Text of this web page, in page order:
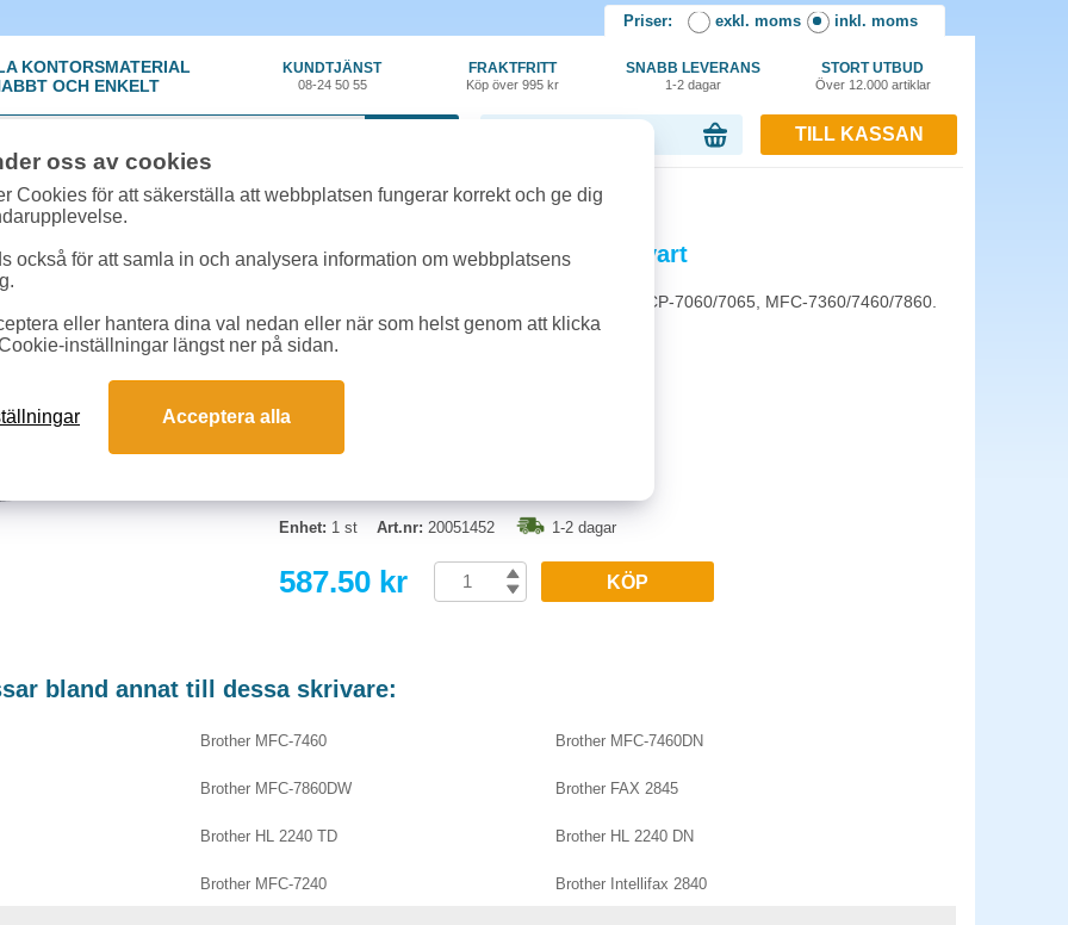
Priser: exkl. moms inkl. moms
KONTORSMATERIAL
OCH ENKELT
KUNDTJÄNST
08-24 50 55
FRAKTFRITT
Köp över 995 kr
SNABB LEVERANS
1-2 dagar
STORT UTBUD
Över 12.000 artiklar
TILL KASSAN
Förbrukning»Toner kompatibla» Toner NO Brother TN2220 2,6k svart
Toner NO Brother TN2220 2,6k svart
Svart 2600 sid till Brother HL-2240/2250/2270, DCP-7060/7065, MFC-7360/7460/7860.
Enhet: 1 st Art.nr: 20051452 1-2 dagar
587.50 kr KÖP
bland annat till dessa skrivare:
Brother MFC-7460 Brother MFC-7460DN
Brother MFC-7860DW Brother FAX 2845
Brother HL 2240 TD Brother HL 2240 DN
Brother MFC-7240 Brother Intellifax 2840
oss av cookies
Cookies för att säkerställa att webbplatsen fungerar korrekt och ge dig
också för att samla in och analysera information om webbplatsens
eller hantera dina val nedan eller när som helst genom att klicka
inställningar längst ner på sidan.
Acceptera alla